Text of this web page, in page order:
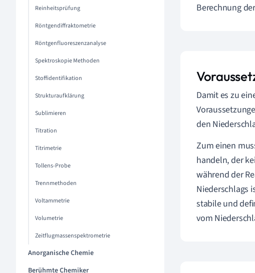
Reinheitsprüfung
Röntgendiffraktometrie
Röntgenfluoreszenzanalyse
Spektroskopie Methoden
Stoffidentifikation
Strukturaufklärung
Sublimieren
Titration
Titrimetrie
Tollens-Probe
Trennmethoden
Voltammetrie
Volumetrie
Zeitflugmassenspektrometrie
Anorganische Chemie
Berühmte Chemiker
Berechnung
Damit es zu
den
Zum einen
handeln, der
während der
Niederschlags
stabile und
vom